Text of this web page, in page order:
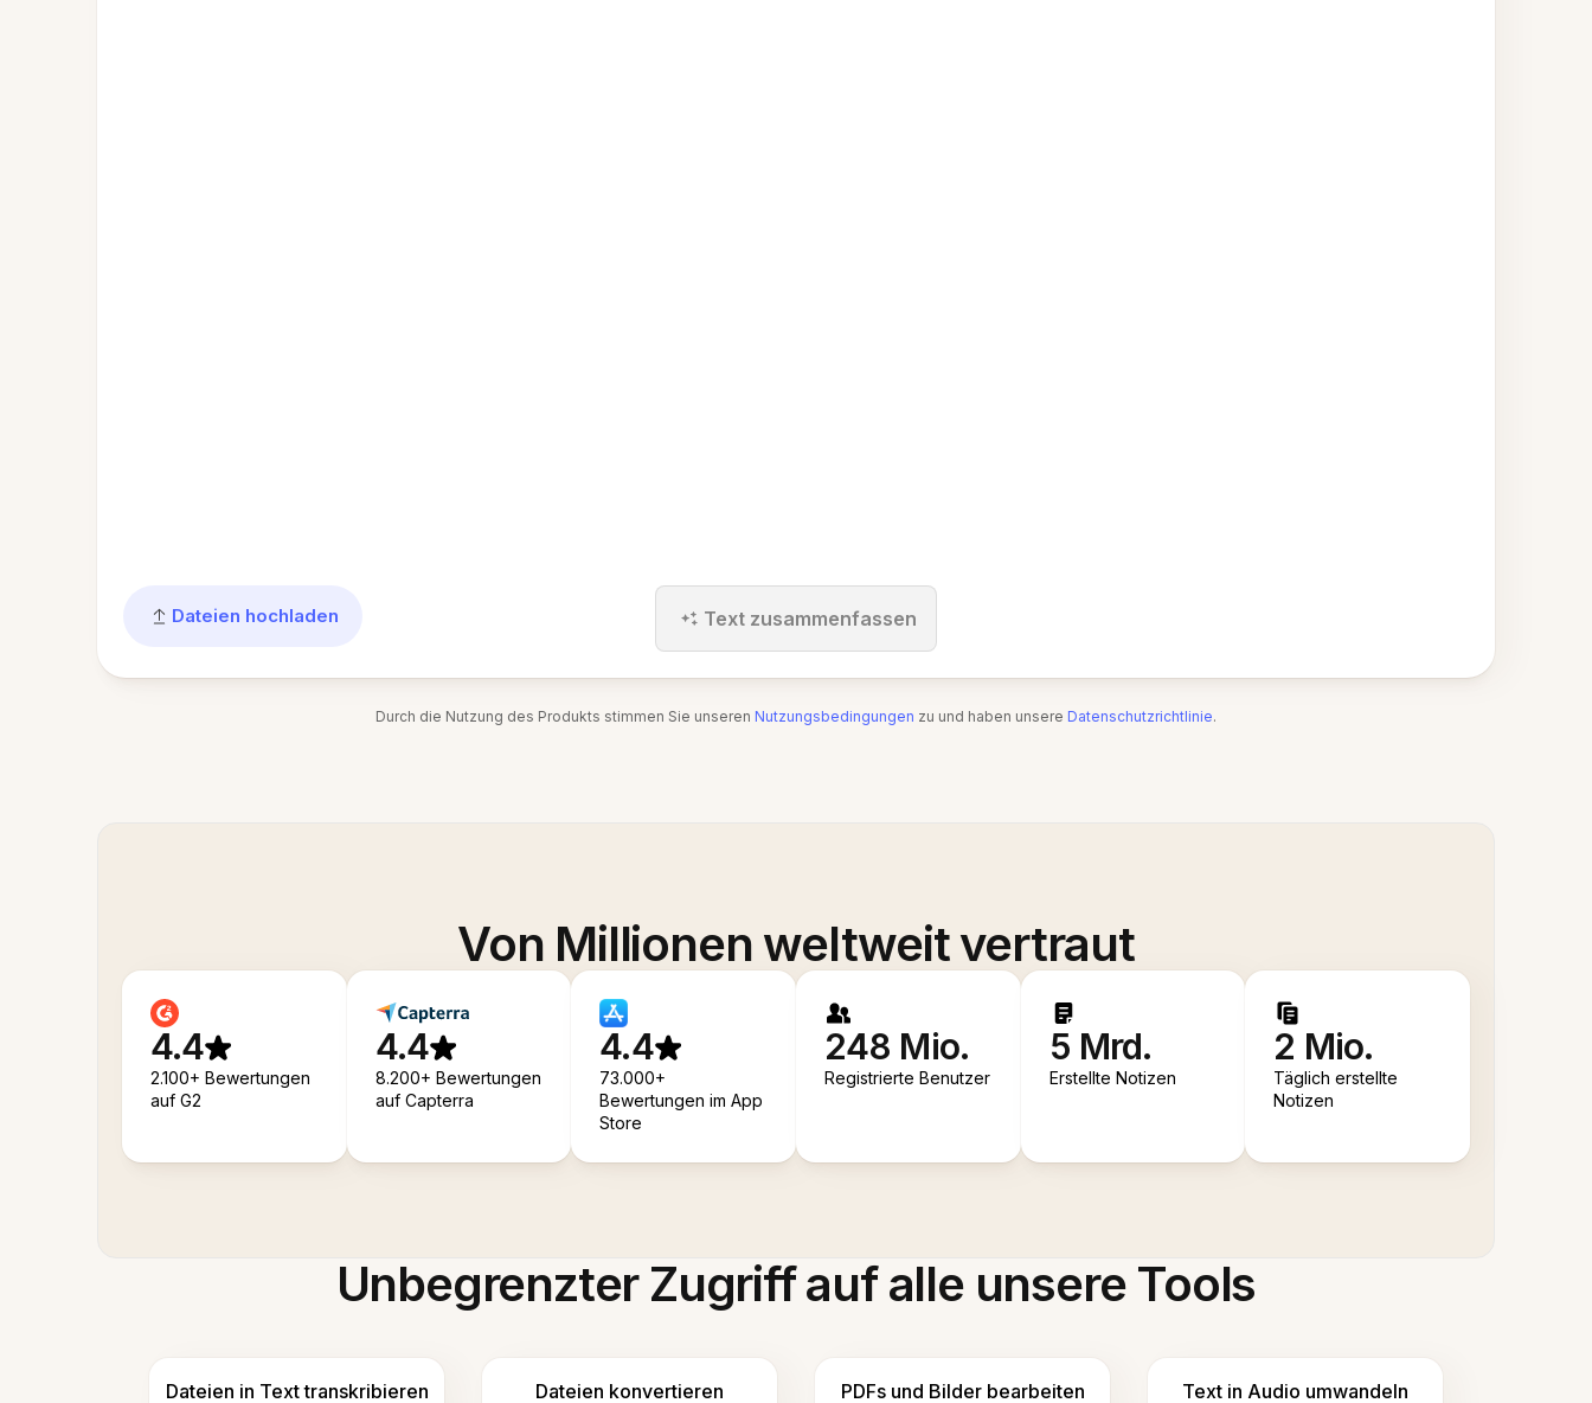
Dateien hochladen Text zusammenfassen
Durch die Nutzung des Produkts stimmen Sie unseren Nutzungsbedingungen zu und haben unsere Datenschutzrichtlinie.
Von Millionen weltweit vertraut
4.4
2.100+ Bewertungen
auf G2
4.4
8.200+ Bewertungen
auf Capterra
4.4
73.000+
Bewertungen im App
Store
248 Mio.
Registrierte Benutzer
5 Mrd.
Erstellte Notizen
2 Mio.
Täglich erstellte
Notizen
Unbegrenzter Zugriff auf alle unsere Tools
Dateien in Text transkribieren Dateien konvertieren PDFs und Bilder bearbeiten Text in Audio umwandeln